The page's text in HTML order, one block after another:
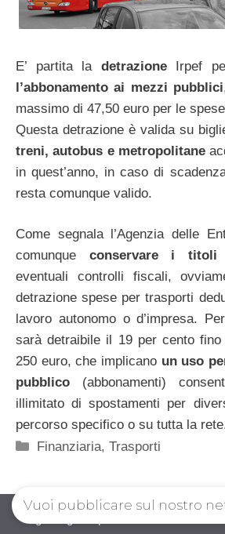
E’ partita la detrazioneIrpef
l’abbonamento ai mezzi pubblici
massimo di 47,50 euro per le
Questa detrazione è valida su
treni, autobus e metropolitane
in quest’anno, in caso di
resta comunque valido.
Come segnala l’Agenzia delle
comunque conservare i
eventuali controlli fiscali,
detrazione spese per trasporti
lavoro autonomo o d’impresa.
sarà detraibile il 19 per cento
250 euro, che implicano un uso
pubblico (abbonamenti)
illimitato di spostamenti per
percorso specifico o su tutta la
Categorie
Finanziaria,Trasporti
guadagnorisparmiando.com ©
Vuoi pubblicare sul nostro